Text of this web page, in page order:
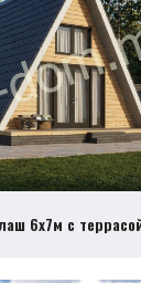
6х7м с